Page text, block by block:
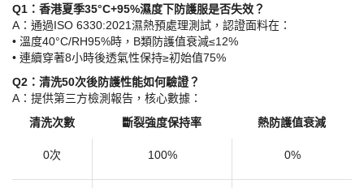
​Q1：香港夏季35°C+95%濕度下防護服是否失效？​
A：通過ISO 6330:2021濕熱預處理測試，認證面料在：
• 溫度40°C/RH95%時，B類防護值衰減≤12%
• 連續穿著8小時後透氣性保持≥初始值75%
​Q2：清洗50次後防護性能如何驗證？​
A：提供第三方檢測報告，核心數據：
清洗次數
斷裂強度保持率 熱防護值衰減
0次 100% 0%